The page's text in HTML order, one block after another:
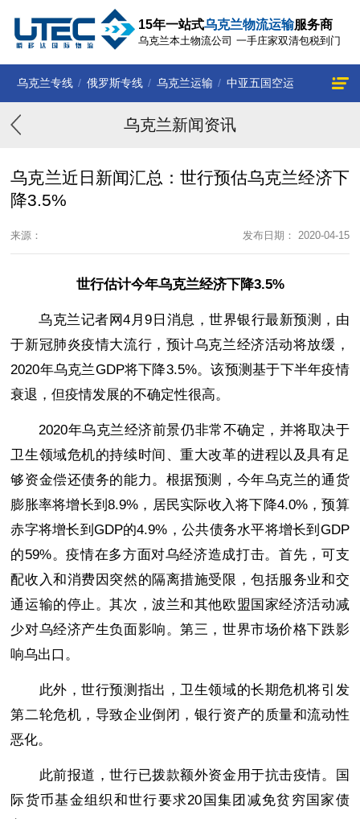
15年一站式乌克兰物流运输服务商
乌克兰本土物流公司 一手庄家双清包税到门
乌克兰专线 / 俄罗斯专线 / 乌克兰运输 / 中亚五国空运
乌克兰新闻资讯
乌克兰近日新闻汇总：世行预估乌克兰经济下
降3.5%
来源： 发布日期： 2020-04-15
世行估计今年乌克兰经济下降3.5%
乌克兰记者网4月9日消息，世界银行最新预测，由
于新冠肺炎疫情大流行，预计乌克兰经济活动将放缓，
2020年乌克兰GDP将下降3.5%。该预测基于下半年疫情
衰退，但疫情发展的不确定性很高。
2020年乌克兰经济前景仍非常不确定，并将取决于
卫生领域危机的持续时间、重大改革的进程以及具有足
够资金偿还债务的能力。根据预测，今年乌克兰的通货
膨胀率将增长到8.9%，居民实际收入将下降4.0%，预算
赤字将增长到GDP的4.9%，公共债务水平将增长到GDP
的59%。疫情在多方面对乌经济造成打击。首先，可支
配收入和消费因突然的隔离措施受限，包括服务业和交
通运输的停止。其次，波兰和其他欧盟国家经济活动减
少对乌经济产生负面影响。第三，世界市场价格下跌影
响乌出口。
此外，世行预测指出，卫生领域的长期危机将引发
第二轮危机，导致企业倒闭，银行资产的质量和流动性
恶化。
此前报道，世行已拨款额外资金用于抗击疫情。国
际货币基金组织和世行要求20国集团减免贫穷国家债